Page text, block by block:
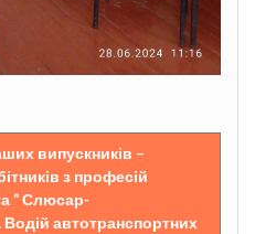
випускників –
з професій
” Слюсар-
автотранспортних